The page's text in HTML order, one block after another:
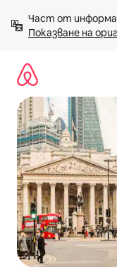
към
съдържанието
Показване на